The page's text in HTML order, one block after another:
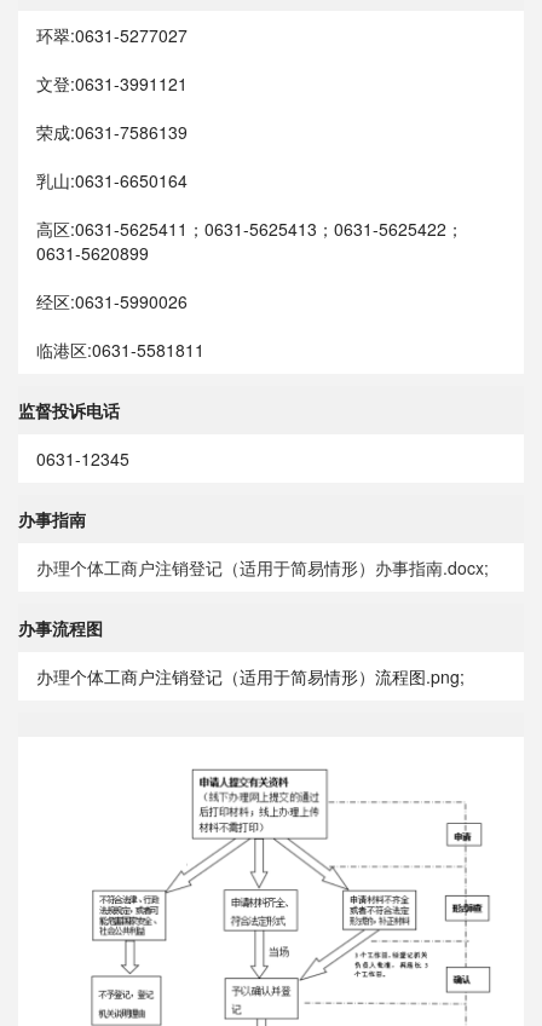
环翠:0631-5277027
文登:0631-3991121
荣成:0631-7586139
乳山:0631-6650164
高区:0631-5625411；0631-5625413；0631-5625422；
0631-5620899
经区:0631-5990026
临港区:0631-5581811
监督投诉电话
0631-12345
办事指南
办理个体工商户注销登记（适用于简易情形）办事指南.docx;
办事流程图
办理个体工商户注销登记（适用于简易情形）流程图.png;